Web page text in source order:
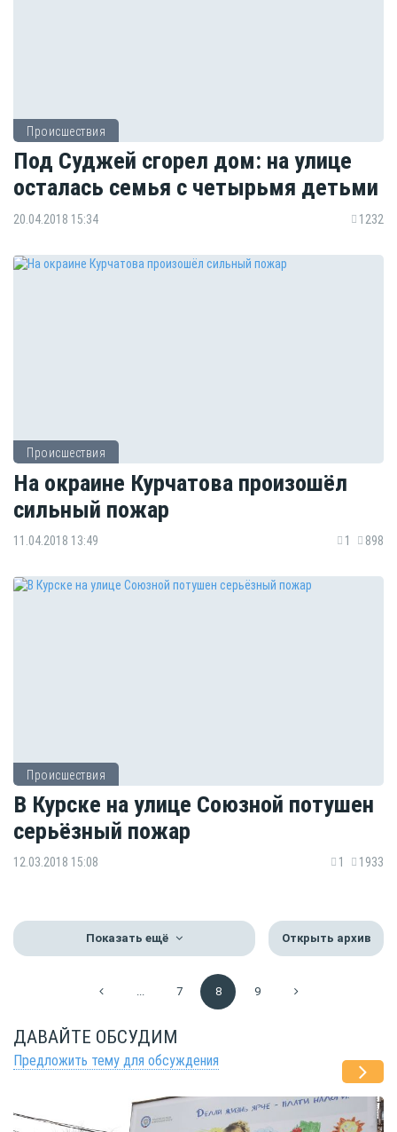
Происшествия
Под Суджей сгорел дом: на улице
осталась семья с четырьмя детьми
20.04.2018 15:34 1232
Происшествия
На окраине Курчатова произошёл
сильный пожар
11.04.2018 13:49 1 898
Происшествия
В Курске на улице Союзной потушен
серьёзный пожар
12.03.2018 15:08 1 1933
Показать ещё Открыть архив
7 8 9
ДАВАЙТЕ ОБСУДИМ
Предложить тему для обсуждения